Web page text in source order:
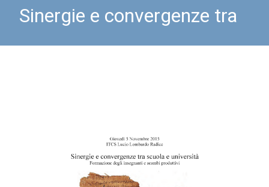
Sinergie e convergenze tra